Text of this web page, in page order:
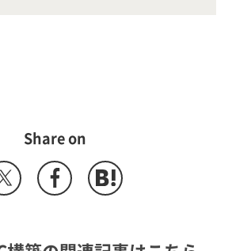
Share on